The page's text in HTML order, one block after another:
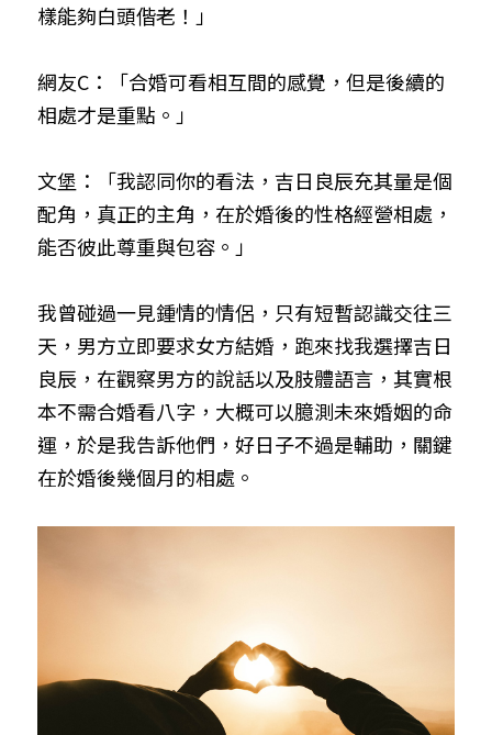
樣能夠白頭偕老！」
網友C：「合婚可看相互間的感覺，但是後續的
相處才是重點。」
文堡：「我認同你的看法，吉日良辰充其量是個
配角，真正的主角，在於婚後的性格經營相處，
能否彼此尊重與包容。」
我曾碰過一見鍾情的情侶，只有短暫認識交往三
天，男方立即要求女方結婚，跑來找我選擇吉日
良辰，在觀察男方的說話以及肢體語言，其實根
本不需合婚看八字，大概可以臆測未來婚姻的命
運，於是我告訴他們，好日子不過是輔助，關鍵
在於婚後幾個月的相處。